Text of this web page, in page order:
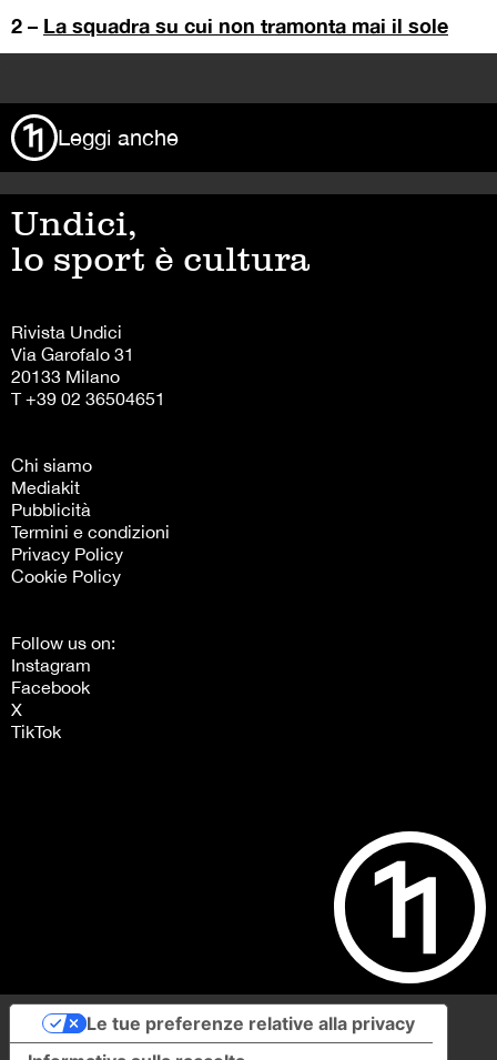
2 – La squadra su cui non tramonta mai il sole
Leggi anche
Undici,
lo sport è cultura
Rivista Undici
Via Garofalo 31
20133 Milano
T +39 02 36504651
Chi siamo
Mediakit
Pubblicità
Termini e condizioni
Privacy Policy
Cookie Policy
Follow us on:
Instagram
Facebook
X
TikTok
Le tue preferenze relative alla privacy